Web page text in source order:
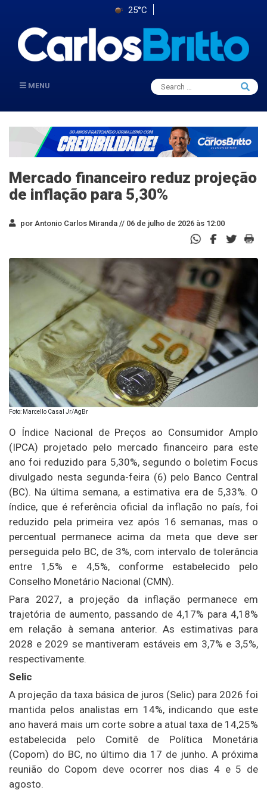
25°C
MENU
Search
for:
Search
Mercado financeiro reduz projeção
de inflação para 5,30%
por Antonio Carlos Miranda // 06 de julho de 2026 às 12:00
Foto: Marcello Casal Jr/AgBr
O Índice Nacional de Preços ao Consumidor Amplo
(IPCA) projetado pelo mercado financeiro para este
ano foi reduzido para 5,30%, segundo o boletim Focus
divulgado nesta segunda-feira (6) pelo Banco Central
(BC). Na última semana, a estimativa era de 5,33%. O
índice, que é referência oficial da inflação no país, foi
reduzido pela primeira vez após 16 semanas, mas o
percentual permanece acima da meta que deve ser
perseguida pelo BC, de 3%, com intervalo de tolerância
entre 1,5% e 4,5%, conforme estabelecido pelo
Conselho Monetário Nacional (CMN).
Para 2027, a projeção da inflação permanece em
trajetória de aumento, passando de 4,17% para 4,18%
em relação à semana anterior. As estimativas para
2028 e 2029 se mantiveram estáveis em 3,7% e 3,5%,
respectivamente.
Selic
A projeção da taxa básica de juros (Selic) para 2026 foi
mantida pelos analistas em 14%, indicando que este
ano haverá mais um corte sobre a atual taxa de 14,25%
estabelecida pelo Comitê de Política Monetária
(Copom) do BC, no último dia 17 de junho. A próxima
reunião do Copom deve ocorrer nos dias 4 e 5 de
agosto.